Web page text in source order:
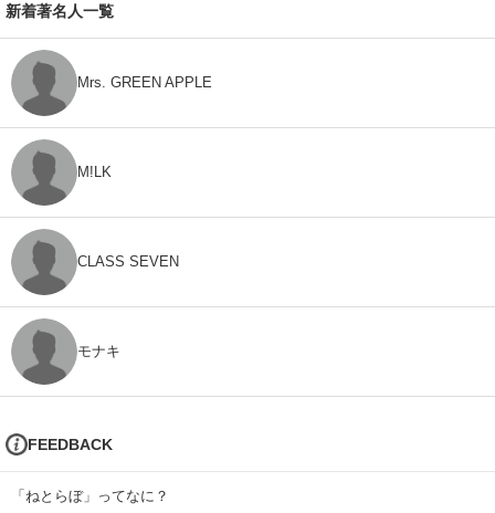
新着著名人一覧
Mrs. GREEN APPLE
M!LK
CLASS SEVEN
モナキ
FEEDBACK
「ねとらぼ」ってなに？